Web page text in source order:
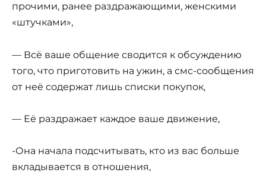
прочими, ранее раздражающими, женскими
«штучками»,
— Всё ваше общение сводится к обсуждению
того, что приготовить на ужин, а смс-сообщения
от неё содержат лишь списки покупок,
— Её раздражает каждое ваше движение,
-Она начала подсчитывать, кто из вас больше
вкладывается в отношения,